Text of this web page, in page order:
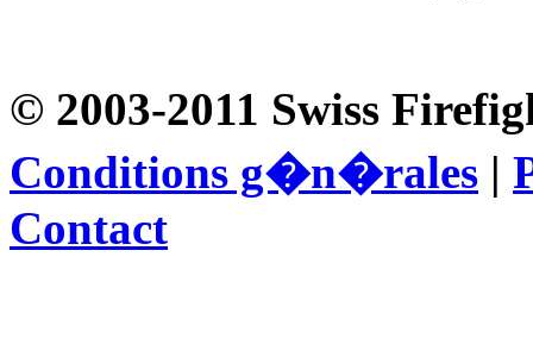
© 2003-2011 Swiss
Conditions g�n�rales |
Contact